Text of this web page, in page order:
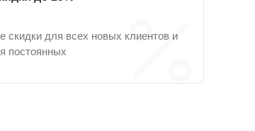
скидки для всех новых клиентов и
постоянных